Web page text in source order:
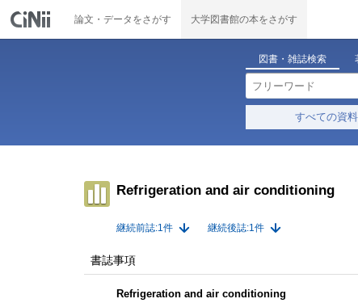
論文・データをさがす 大学図書館の本をさがす
図書・雑誌検索
すべての資料
Refrigeration and air conditioning
継続前誌:1件 継続後誌:1件
書誌事項
Refrigeration and air conditioning